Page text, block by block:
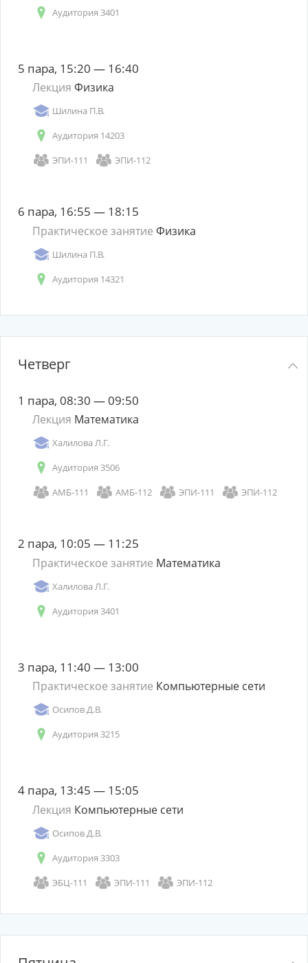
Аудитория 3401
5 пара, 15:20 — 16:40
Лекция Физика
Шилина П.В.
Аудитория 14203
ЭПИ-111
ЭПИ-112
6 пара, 16:55 — 18:15
Практическое занятие Физика
Шилина П.В.
Аудитория 14321
Четверг
1 пара, 08:30 — 09:50
Лекция Математика
Халилова Л.Г.
Аудитория 3506
АМБ-111
АМБ-112 ЭПИ-111 ЭПИ-112
2 пара, 10:05 — 11:25
Практическое занятие Математика
Халилова Л.Г.
Аудитория 3401
3 пара, 11:40 — 13:00
Практическое занятие Компьютерные сети
Осипов Д.В.
Аудитория 3215
4 пара, 13:45 — 15:05
Лекция Компьютерные сети
Осипов Д.В.
Аудитория 3303
ЭБЦ-111
ЭПИ-111 ЭПИ-112